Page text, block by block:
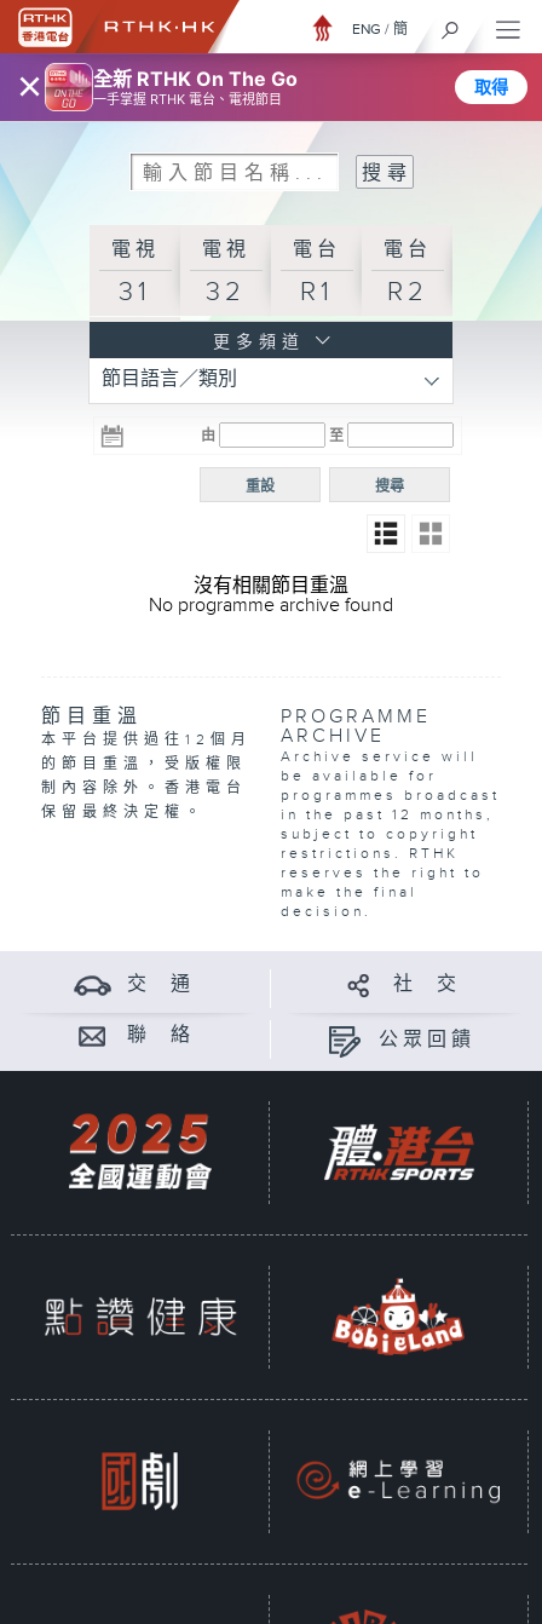
× 全新 RTHK On The Go
一手掌握 RTHK 電台、電視節目
取得
ENG / 簡
電視
31
電視
32
電台
R1
電台
R2
R3
電台 電台
R5
電台
普通
更多頻道
節目語言／類別
由 至
搜尋
重設
沒有相關節目重溫
No programme archive found
節目重溫
本平台提供過往12個月
的節目重溫，受版權限
制內容除外。香港電台
保留最終決定權。
PROGRAMME
ARCHIVE
Archive service will
be available for
programmes broadcast
in the past 12 months,
subject to copyright
restrictions. RTHK
reserves the right to
make the final
decision.
交 通 社 交
聯 絡 公眾回饋